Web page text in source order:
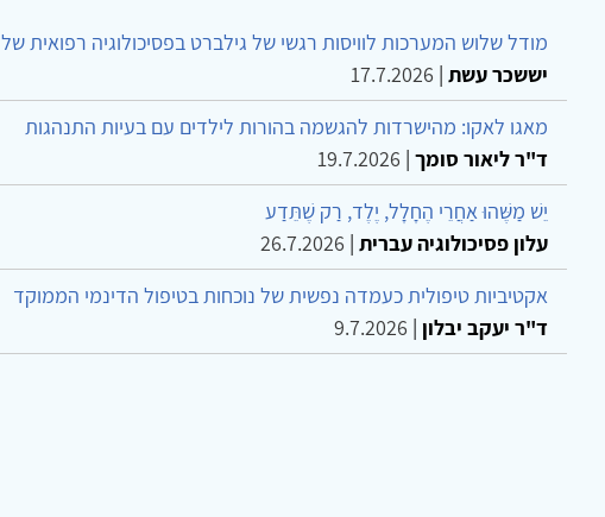
מודל שלוש המערכות לוויסות רגשי של גילברט בפסיכולוגיה רפואית של
יששכר עשת |
17.7.2026
מאגו לאקו: מהישרדות להגשמה בהורות לילדים עם בעיות התנהגות
ד"ר ליאור סומך |
19.7.2026
יֵשׁ מַשֶּׁהוּ אַחֲרֵי הֶחָלָל, יֶלֶד, רַק שֶׁתֵּדַע
עלון פסיכולוגיה עברית |
26.7.2026
אקטיביות טיפולית כעמדה נפשית של נוכחות בטיפול הדינמי הממוקד
ד"ר יעקב יבלון |
9.7.2026